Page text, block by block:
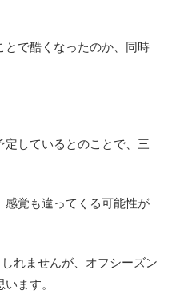
とで酷くなったのか、同時
しているとのことで、三
覚も違ってくる可能性が
れませんが、オフシーズン
ます。